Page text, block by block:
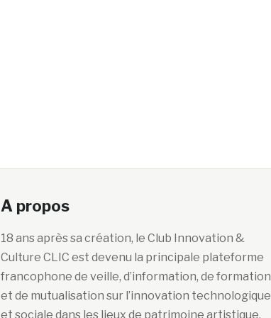
A propos
18 ans après sa création, le Club Innovation &
Culture CLIC est devenu la principale plateforme
francophone de veille, d’information, de formation
et de mutualisation sur l’innovation technologique
et sociale dans les lieux de patrimoine artistique,